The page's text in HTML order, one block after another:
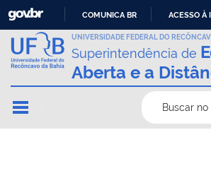
IR
PARA
O
CONTEÚDO
COMUNICA BR ACESSO À
UNIVERSIDADE FEDERAL DO
Superintendência de
Aberta e a
Buscar